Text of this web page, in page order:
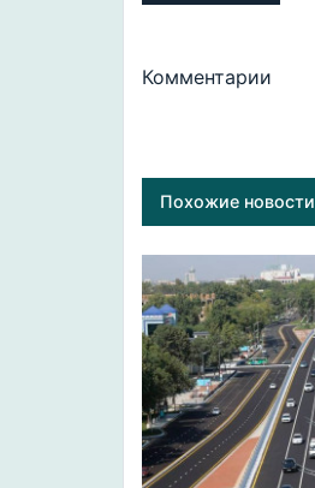
Комментарии
Похожие новости